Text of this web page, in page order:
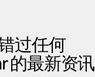
过任何
的最新资讯